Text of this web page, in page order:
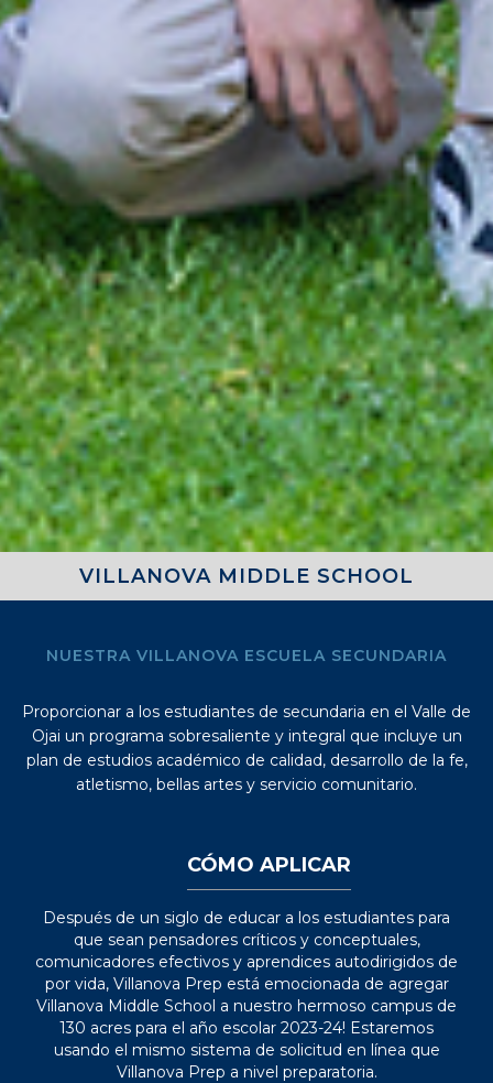
VILLANOVA MIDDLE SCHOOL
NUESTRA VILLANOVA ESCUELA SECUNDARIA
Proporcionar a los estudiantes de secundaria en el Valle de
Ojai un programa sobresaliente y integral que incluye un
plan de estudios académico de calidad, desarrollo de la fe,
atletismo, bellas artes y servicio comunitario.
CÓMO APLICAR
Después de un siglo de educar a los estudiantes para
que sean pensadores críticos y conceptuales,
comunicadores efectivos y aprendices autodirigidos de
por vida, Villanova Prep está emocionada de agregar
Villanova Middle School a nuestro hermoso campus de
130 acres para el año escolar 2023-24! Estaremos
usando el mismo sistema de solicitud en línea que
Villanova Prep a nivel preparatoria.